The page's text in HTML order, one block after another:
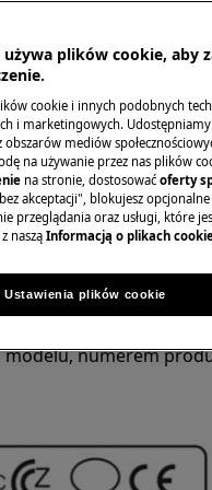
takich jak
zBiurem Obsługi Klienta
Twojego
następujących
producenta:
modelu, numerem
używa plików cookie, aby
cookie i innych podobnych
i marketingowych.
mediów
na używanie przez nas plików
na stronie, dostosować oferty
akceptacji", blokujesz
przeglądania oraz usługi, które
nasząInformacją o plikach
Ustawienia plików cookie